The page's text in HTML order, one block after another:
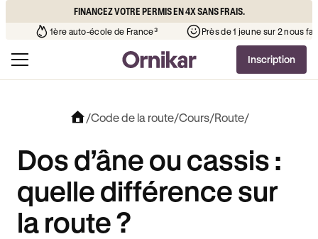
FINANCEZ VOTRE PERMIS EN 4X SANS FRAIS.
école de votre quartier¹ 1ère auto-école de France³
Inscription
/Code de la route/Cours/Route/
Dos d’âne ou cassis :
quelle différence sur
la route ?